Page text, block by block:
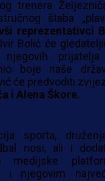
trenera
štaba
reprezentativci
Bolić će
boje naše
će predvoditi
i Alena Škore.
sporta,
nosi, ali i
medijske
i njegovim